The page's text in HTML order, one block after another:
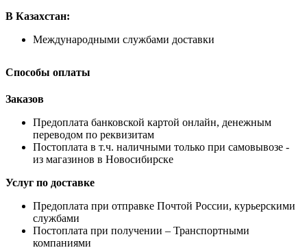
В Казахстан:
Международными службами доставки
Способы оплаты
Заказов
Предоплата банковской картой онлайн, денежным
переводом по реквизитам
Постоплата в т.ч. наличными только при самовывозе -
из магазинов в Новосибирске
Услуг по доставке
Предоплата при отправке Почтой России, курьерскими
службами
Постоплата при получении – Транспортными
компаниями